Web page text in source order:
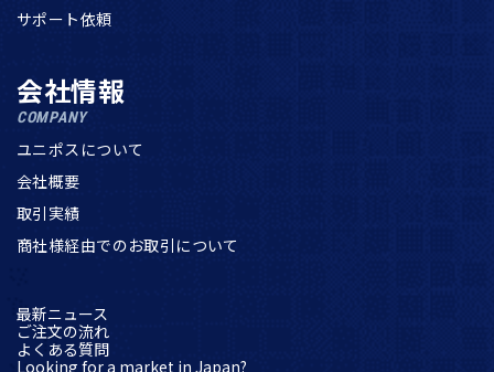
サポート依頼
会社情報
COMPANY
ユニポスについて
会社概要
取引実績
商社様経由でのお取引について
最新ニュース
ご注文の流れ
よくある質問
Looking for a market in Japan?